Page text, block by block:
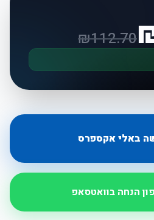
₪112.70
באלי אקספרס
הנחה בוואטסאפ